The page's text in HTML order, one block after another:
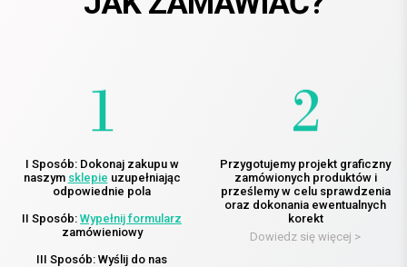
I Sposób: Dokonaj zakupu w
naszym sklepie uzupełniając
odpowiednie pola
II Sposób: Wypełnij formularz
zamówieniowy
III Sposób: Wyślij do nas
Przygotujemy projekt graficzny
zamówionych produktów i
prześlemy w celu sprawdzenia
oraz dokonania ewentualnych
korekt
Dowiedz się więcej >